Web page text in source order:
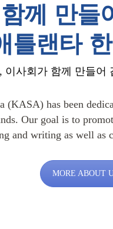
함께 만들
틀랜타
사회가 함께 만들
has been
Our goal is to
and writing as well as
MORE ABOUT